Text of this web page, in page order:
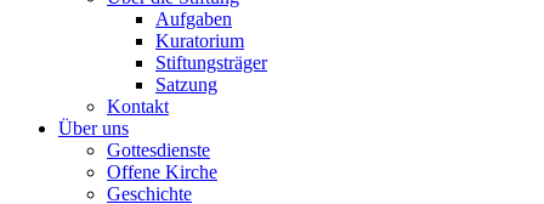
Aufgaben
Kuratorium
Stiftungsträger
Satzung
Kontakt
Über uns
Gottesdienste
Offene Kirche
Geschichte